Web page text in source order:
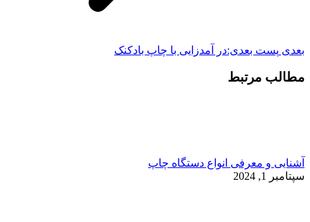
بعدی پست بعدی:در آمدزایی با چاپ بادکنک
مطالب مرتبط
آشنایی و معرفی انواع دستگاه چاپ
سپتامبر 1, 2024